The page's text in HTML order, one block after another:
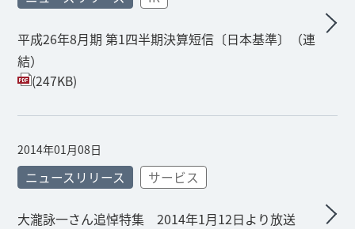
平成26年8月期 第1四半期決算短信〔日本基準〕（連
結）
(247KB)
2014年01月08日
ニュースリリース サービス
大瀧詠一さん追悼特集 2014年1月12日より放送